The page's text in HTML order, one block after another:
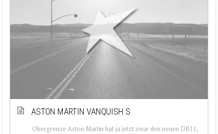
ASTON MARTIN VANQUISH S
Obergrenze Aston Martin hat ja jetzt zwar den neuen DB11,